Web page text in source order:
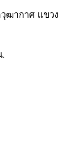
วุฒากาศ แขวง
.